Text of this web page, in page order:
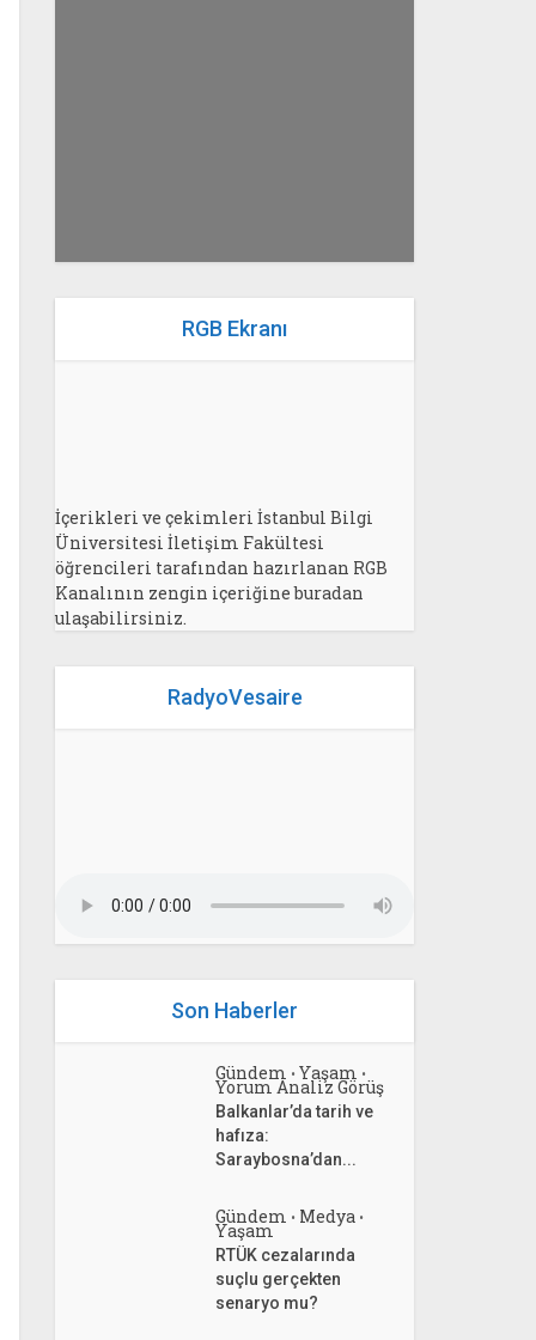
RGB Ekranı
İçerikleri ve çekimleri İstanbul Bilgi
Üniversitesi İletişim Fakültesi
öğrencileri tarafından hazırlanan RGB
Kanalının zengin içeriğine buradan
ulaşabilirsiniz.
RadyoVesaire
Son Haberler
Gündem • Yaşam •
Yorum Analiz Görüş
Balkanlar’da tarih ve
hafıza:
Saraybosna’dan...
Gündem • Medya •
Yaşam
RTÜK cezalarında
suçlu gerçekten
senaryo mu?